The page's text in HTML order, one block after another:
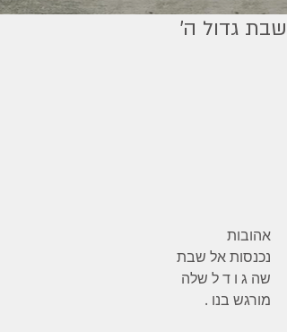
שבת גדול ה׳
אהובות
נכנסות אל שבת
שה ג ו ד ל שלה
מורגש בנו .